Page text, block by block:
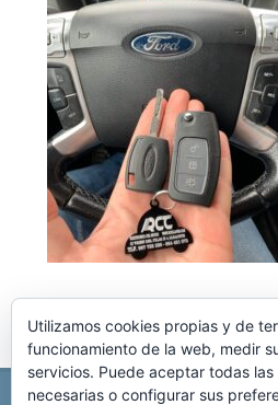
Utilizamos cookies propias y de
funcionamiento de la web, medir
servicios. Puede aceptar todas
necesarias o configurar sus